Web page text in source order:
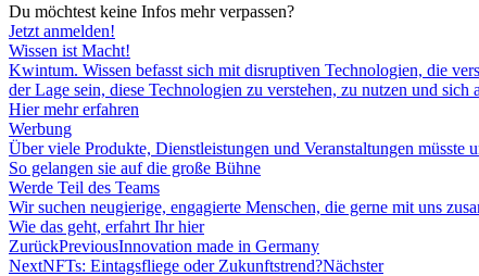
Du möchtest keine Infos mehr verpassen?
Jetzt anmelden!
Wissen ist Macht!
Kwintum. Wissen befasst sich mit disruptiven Technologien, die
der Lage sein, diese Technologien zu verstehen, zu nutzen und sich
Hier mehr erfahren
Werbung
Über viele Produkte, Dienstleistungen und Veranstaltungen müsste
So gelangen sie auf die große Bühne
Werde Teil des Teams
Wir suchen neugierige, engagierte Menschen, die gerne mit uns
Wie das geht, erfahrt Ihr hier
ZurückPreviousInnovation made in Germany
NextNFTs: Eintagsfliege oder Zukunftstrend?Nächster